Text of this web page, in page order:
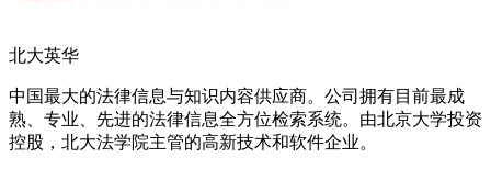
北大英华
中国最大的法律信息与知识内容供应商。公司拥有目前最成
熟、专业、先进的法律信息全方位检索系统。由北京大学投资
控股，北大法学院主管的高新技术和软件企业。